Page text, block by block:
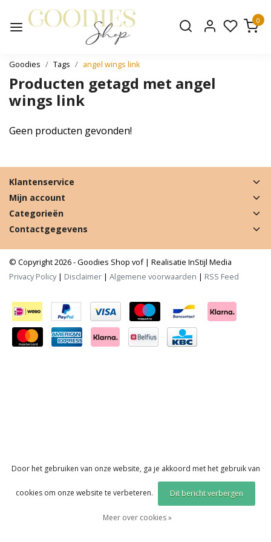
0
Goodies Tags angel wings link
Producten getagd met angel
wings link
Geen producten gevonden!
Klantenservice
Mijn account
Categorieën
Contactgegevens
© Copyright 2026 - Goodies Shop vof | Realisatie InStijl Media
Privacy Policy| Disclaimer | Algemene voorwaarden | RSS Feed
Door het gebruiken van onze website, ga je akkoord met het gebruik van
cookies om onze website te verbeteren. Dit bericht verbergen
Meer over cookies »